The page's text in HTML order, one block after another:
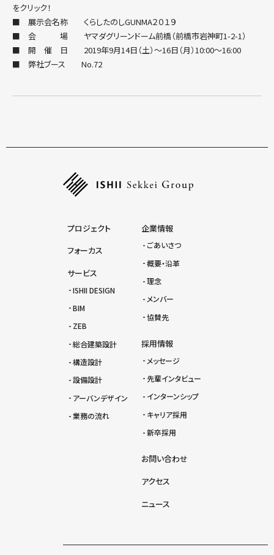
をクリック！
■ 展示会名称 くらしたのしGUNMA２０１９
■ 会 場 ヤマダグリーンドーム前橋（前橋市岩神町1-2-1）
■ 開 催 日 2019年9月14日（土）～16日（月）10:00～16:00
■ 弊社ブース No.72
プロジェクト
フォーカス
サービス
ISHII DESIGN
BIM
ZEB
総合建築設計
構造設計
設備設計
アーバンデザイン
業務の流れ
企業情報
ごあいさつ
概要・沿革
理念
メンバー
協賛先
採用情報
メッセージ
先輩インタビュー
インターンシップ
キャリア採用
新卒採用
お問い合わせ
アクセス
ニュース